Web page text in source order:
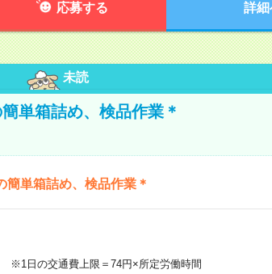
応募する 詳細
未読
単箱詰め、検品作業＊
簡単箱詰め、検品作業＊
※1日の交通費上限＝74円×所定労働時間